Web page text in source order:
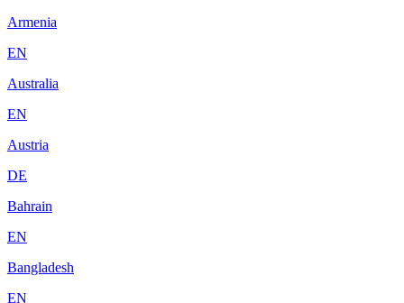
Armenia
EN
Australia
EN
Austria
DE
Bahrain
EN
Bangladesh
EN